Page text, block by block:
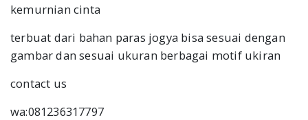
kemurnian cinta
terbuat dari bahan paras jogya bisa sesuai dengan
gambar dan sesuai ukuran berbagai motif ukiran
contact us
wa:081236317797